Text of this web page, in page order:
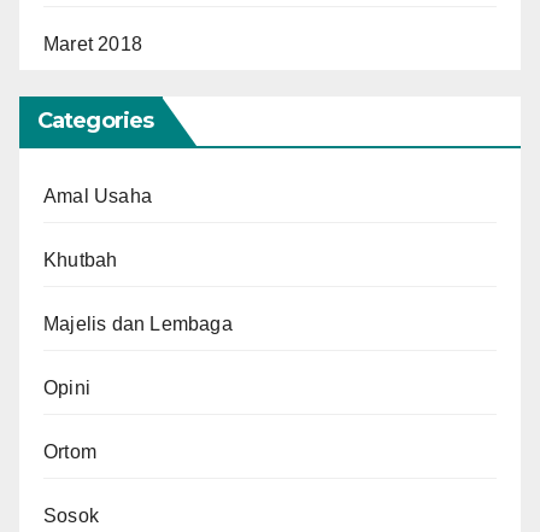
Maret 2018
Categories
Amal Usaha
Khutbah
Majelis dan Lembaga
Opini
Ortom
Sosok